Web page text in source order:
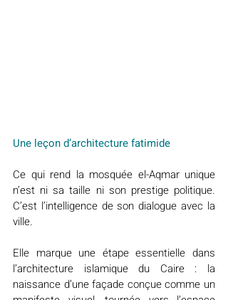
Une leçon d’architecture fatimide
Ce qui rend la mosquée el-Aqmar unique
n’est ni sa taille ni son prestige politique.
C’est l’intelligence de son dialogue avec la
ville.
Elle marque une étape essentielle dans
l’architecture islamique du Caire : la
naissance d’une façade conçue comme un